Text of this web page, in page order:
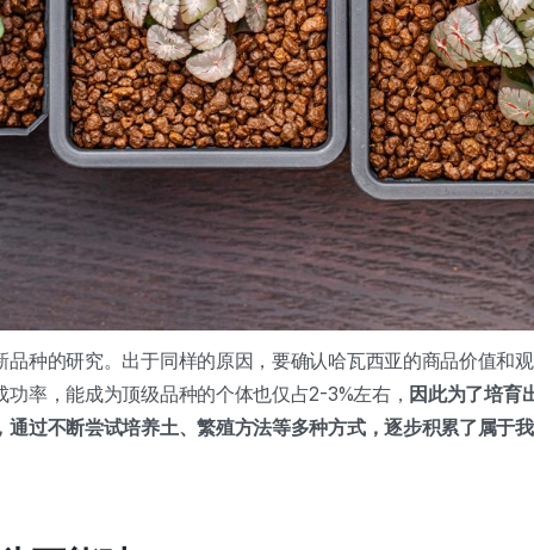
品种的研究。出于同样的原因，要确认哈瓦西亚的商品价值和
率，能成为顶级品种的个体也仅占2-3%左右， 因此为了培育
通过不断尝试培养土、繁殖方法等多种方式，逐步积累了属于